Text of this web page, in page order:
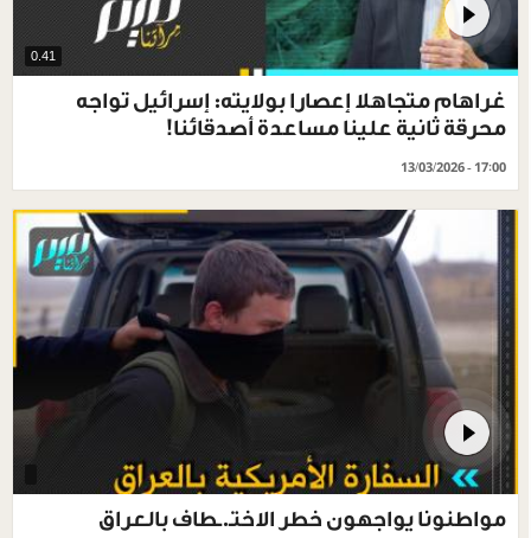
0.41
غراهام متجاهلا إعصارا بولايته: إسرائيل تواجه
محرقة ثانية علينا مساعدة أصدقائنا!
13/03/2026 - 17:00
مواطنونا يواجهون خطر الاختـ.ـطاف بالعراق